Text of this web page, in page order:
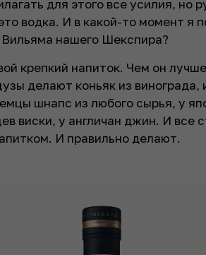
для этого все усилия, но
водка. И в какой-то момент я
нашего Шекспира?
крепкий напиток. Чем он
делают коньяк из винограда,
шнапс из любого сырья, у
виски, у англичан джин. И все
И правильно делают.